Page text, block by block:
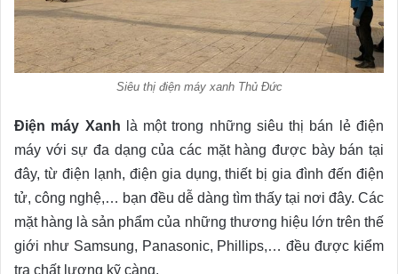
Siêu thị điện máy xanh Thủ Đức
Điện máy Xanh là một trong những siêu thị bán lẻ điện
máy với sự đa dạng của các mặt hàng được bày bán tại
đây, từ điện lạnh, điện gia dụng, thiết bị gia đình đến điện
tử, công nghệ,… bạn đều dễ dàng tìm thấy tại nơi đây. Các
mặt hàng là sản phẩm của những thương hiệu lớn trên thế
giới như Samsung, Panasonic, Phillips,… đều được kiểm
tra chất lượng kỹ càng.